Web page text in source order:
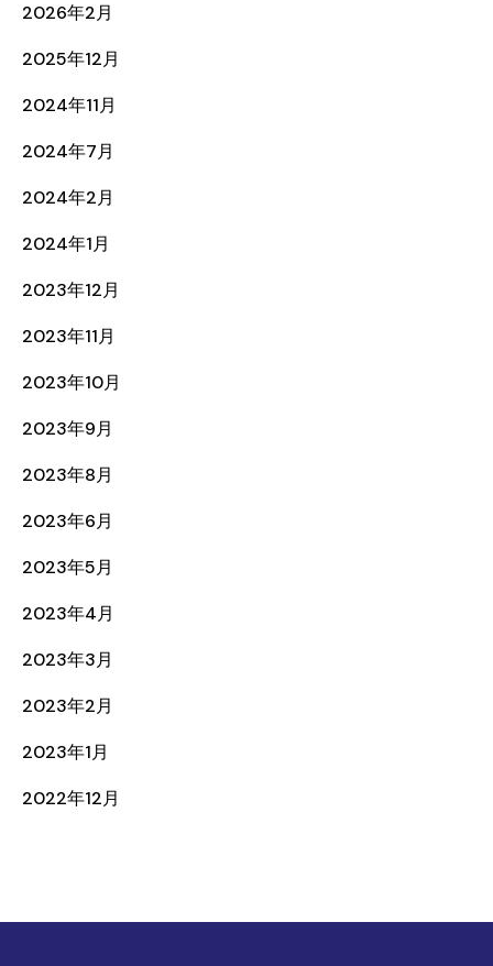
2026年2月
2025年12月
2024年11月
2024年7月
2024年2月
2024年1月
2023年12月
2023年11月
2023年10月
2023年9月
2023年8月
2023年6月
2023年5月
2023年4月
2023年3月
2023年2月
2023年1月
2022年12月